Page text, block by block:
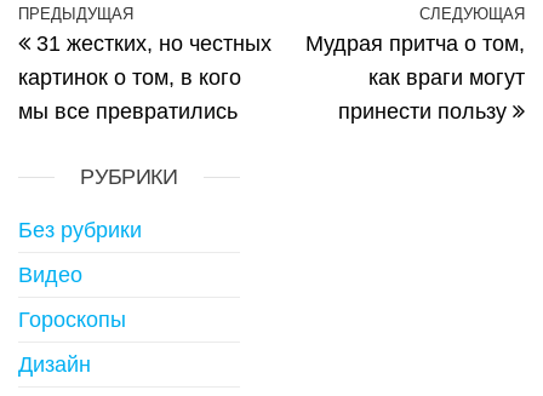
Навигация по записям
Предыдущая запись
ПРЕДЫДУЩАЯ
31 жестких, но честных
картинок о том, в кого
мы все превратились
СЛЕДУЮЩАЯ
Мудрая притча о том,
как враги могут
принести пользу
РУБРИКИ
Без рубрики
Видео
Гороскопы
Дизайн